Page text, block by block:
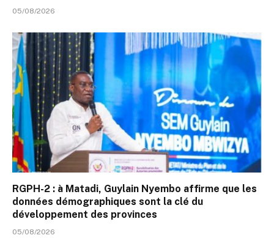
05/08/2026
RGPH-2 : à Matadi, Guylain Nyembo affirme que les
données démographiques sont la clé du
développement des provinces
05/08/2026